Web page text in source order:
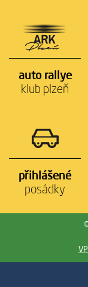
auto rallye
klub plzeň
přihlášené
posádky